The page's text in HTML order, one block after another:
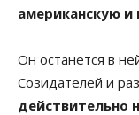
американскую
Он останется в
Созидателей и
действительно